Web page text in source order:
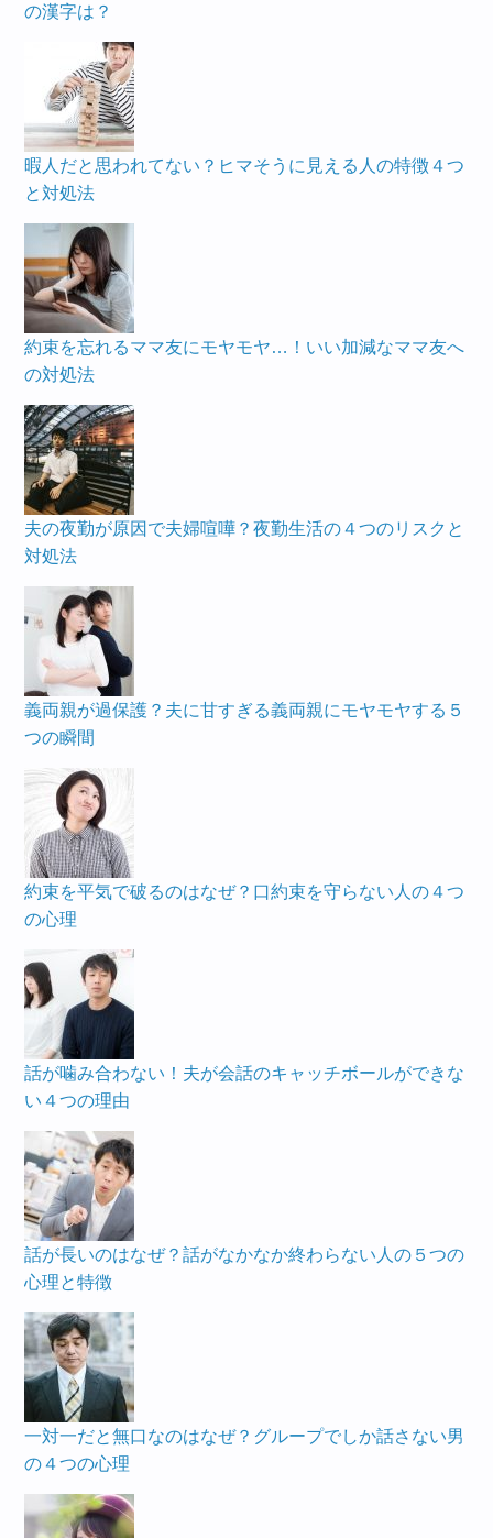
の漢字は？
暇人だと思われてない？ヒマそうに見える人の特徴４つ
と対処法
約束を忘れるママ友にモヤモヤ…！いい加減なママ友へ
の対処法
夫の夜勤が原因で夫婦喧嘩？夜勤生活の４つのリスクと
対処法
義両親が過保護？夫に甘すぎる義両親にモヤモヤする５
つの瞬間
約束を平気で破るのはなぜ？口約束を守らない人の４つ
の心理
話が噛み合わない！夫が会話のキャッチボールができな
い４つの理由
話が長いのはなぜ？話がなかなか終わらない人の５つの
心理と特徴
一対一だと無口なのはなぜ？グループでしか話さない男
の４つの心理